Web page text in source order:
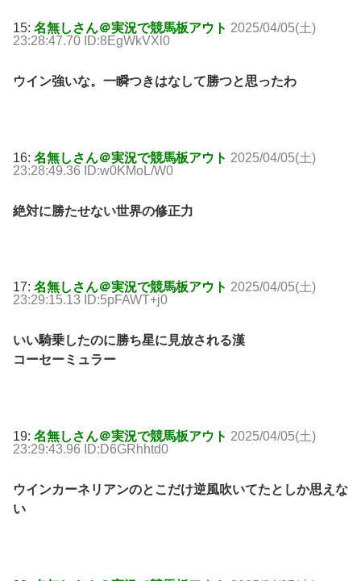
15: 名無しさん＠実況で競馬板アウト 2025/04/05(土)
23:28:47.70 ID:8EgWkVXl0
ウイン強いな。一瞬つきはなして勝つと思ったわ
16: 名無しさん＠実況で競馬板アウト 2025/04/05(土)
23:28:49.36 ID:w0KMoL/W0
絶対に勝たせない世界の修正力
17: 名無しさん＠実況で競馬板アウト 2025/04/05(土)
23:29:15.13 ID:5pFAWT+j0
いい騎乗したのに勝ち星に見放される漢
コーセーミュラー
19: 名無しさん＠実況で競馬板アウト 2025/04/05(土)
23:29:43.96 ID:D6GRhhtd0
ウインカーネリアンのとこだけ逆風吹いてたとしか思えな
い